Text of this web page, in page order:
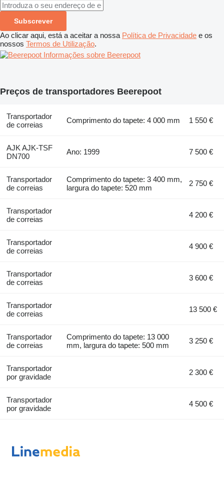
Subscrever
Ao clicar aqui, está a aceitar a nossa Política de Privacidade e os
nossos Termos de Utilização.
Informações sobre Beerepoot
Preços de transportadores Beerepoot
Transportador
de correias
Comprimento do tapete: 4 000 mm 1 550 €
AJK AJK-TSF
DN700
Ano: 1999 7 500 €
Transportador
de correias
Comprimento do tapete: 3 400 mm,
largura do tapete: 520 mm
2 750 €
Transportador
de correias
4 200 €
Transportador
de correias
4 900 €
Transportador
de correias
3 600 €
Transportador
de correias
13 500 €
Transportador
de correias
Comprimento do tapete: 13 000
mm, largura do tapete: 500 mm
3 250 €
Transportador
por gravidade
2 300 €
Transportador
por gravidade
4 500 €